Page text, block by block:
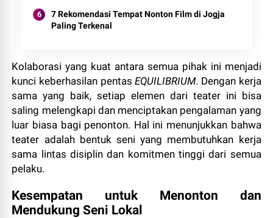
7 Rekomendasi Tempat Nonton Film di Jogja
Paling Terkenal
Kolaborasi yang kuat antara semua pihak ini menjadi
kunci keberhasilan pentasEQUILIBRIUM. Dengan kerja
sama yang baik, setiap elemen dari teater ini bisa
saling melengkapi dan menciptakan pengalaman yang
luar biasa bagi penonton. Hal ini menunjukkan bahwa
teater adalah bentuk seni yang membutuhkan kerja
sama lintas disiplin dan komitmen tinggi dari semua
pelaku.
Kesempatan untuk Menonton dan
Mendukung Seni Lokal